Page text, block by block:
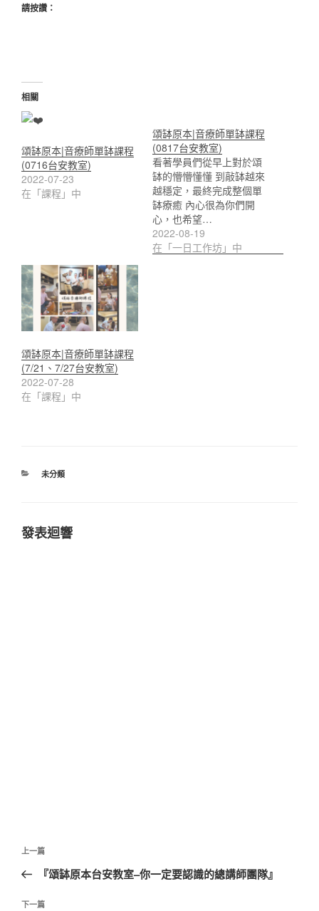
請按讚：
相關
頌缽原本|音療師單缽課程
(0716台安教室)
2022-07-23
在「課程」中
頌缽原本|音療師單缽課程
(0817台安教室)
看著學員們從早上對於頌
缽的懵懵懂懂 到敲缽越來
越穩定，最終完成整個單
缽療癒 內心很為你們開
心，也希望…
2022-08-19
在「一日工作坊」中
頌缽原本|音療師單缽課程
(7/21、7/27台安教室)
2022-07-28
在「課程」中
分
未分類
發表迴響
文
導
覽
上
一
文
上一篇
『頌缽原本台安教室–你一定要認識的總講師團隊』
下
下一篇